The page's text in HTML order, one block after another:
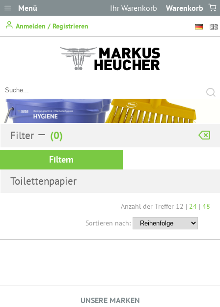
Menü
Anmelden / Registrieren
Warenkorb
Ihr Warenkorb
Filter
Filtern
Toilettenpapier
Anzahl der Treffer 12 | 24 | 48
Sortieren nach:
UNSERE MARKEN